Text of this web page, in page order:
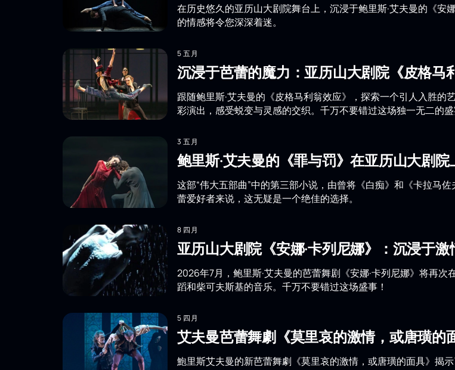
在历史悠久的亚历山大剧院舞台上，沉浸于鲍里斯·艾夫曼的《
的情感将令您深深着迷。
5 五月
沉浸于芭蕾的魔力：亚历山大剧院《皮格马
跟随鲍里斯·艾夫曼的《皮格马利翁效应》，探索一个引人入胜
彩演出，感受蜕变与灵感的交织。千万不要错过这场独一无二的盛
3 五月
鲍里斯·艾夫曼的《罪与罚》在亚历山大剧
这部“伟大五部曲”中的第三部小说，由曾将《白痴》和《卡拉马
蕾爱好者来说，这无疑是一个绝佳的选择。
8 四月
亚历山大剧院《安娜·卡列尼娜》：沉浸于
2026年7月，鲍里斯·艾夫曼的芭蕾舞剧《安娜·卡列尼娜》将再
蹈和柴可夫斯基的音乐。千万不要错过这场盛事！
5 四月
艾夫曼芭蕾舞劇《莫里哀的激情，或唐璜
鮑里斯艾夫曼的新芭蕾舞劇《莫里哀的激情，或唐璜的面具》揭